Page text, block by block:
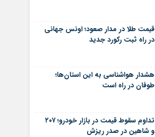
قیمت طلا در مدار صعود؛ اونس جهانی
در راه ثبت رکورد جدید
هشدار هواشناسی به این استان‌ها؛
طوفان در راه است
تداوم سقوط قیمت در بازار خودرو؛ ۲۰۷
و شاهین در صدر ریزش